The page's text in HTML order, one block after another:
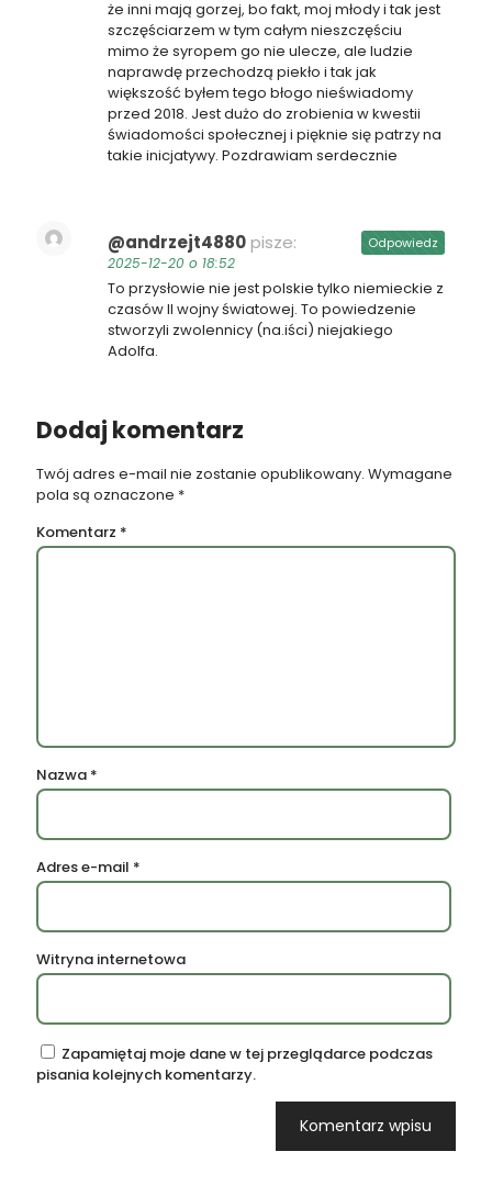
że inni mają gorzej, bo fakt, moj młody i tak jest
szczęściarzem w tym całym nieszczęściu
mimo że syropem go nie ulecze, ale ludzie
naprawdę przechodzą piekło i tak jak
większość byłem tego błogo nieświadomy
przed 2018. Jest dużo do zrobienia w kwestii
świadomości społecznej i pięknie się patrzy na
takie inicjatywy. Pozdrawiam serdecznie
@andrzejt4880pisze:
2025-12-20 o 18:52
To przysłowie nie jest polskie tylko niemieckie z
czasów II wojny światowej. To powiedzenie
stworzyli zwolennicy (na.iści) niejakiego
Adolfa.
Odpowiedz
Dodaj komentarz
Twój adres e-mail nie zostanie opublikowany. Wymagane
pola są oznaczone *
Komentarz *
Nazwa *
Adres e-mail *
Witryna internetowa
Zapamiętaj moje dane w tej przeglądarce podczas
pisania kolejnych komentarzy.